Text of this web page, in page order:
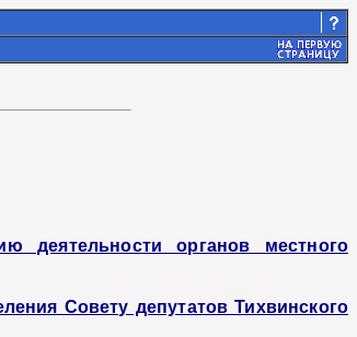
деятельности органов местного
Совету депутатов Тихвинского